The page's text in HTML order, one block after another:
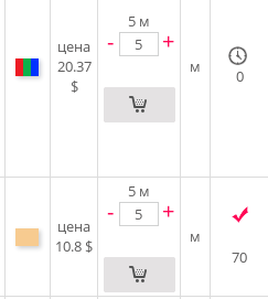
цена
20.37
$
5 м
- +
м 0
цена
10.8 $
5 м
- +
м
70